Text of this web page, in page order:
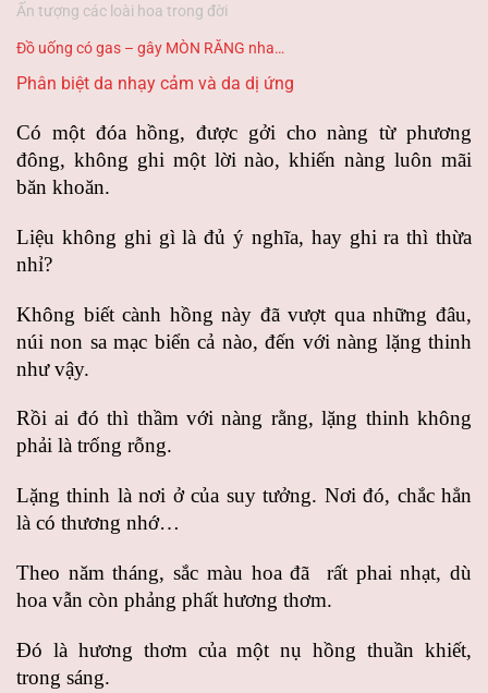
Ấn tượng các loài hoa trong đời
Đồ uống có gas – gây MÒN RĂNG nha…
Phân biệt da nhạy cảm và da dị ứng
Có một đóa hồng, được gởi cho nàng từ phương
đông, không ghi một lời nào, khiến nàng luôn mãi
băn khoăn.
Liệu không ghi gì là đủ ý nghĩa, hay ghi ra thì thừa
nhỉ?
Không biết cành hồng này đã vượt qua những đâu,
núi non sa mạc biển cả nào, đến với nàng lặng thinh
như vậy.
Rồi ai đó thì thầm với nàng rằng, lặng thinh không
phải là trống rỗng.
Lặng thinh là nơi ở của suy tưởng. Nơi đó, chắc hẳn
là có thương nhớ…
Theo năm tháng, sắc màu hoa đã rất phai nhạt, dù
hoa vẫn còn phảng phất hương thơm.
Đó là hương thơm của một nụ hồng thuần khiết,
trong sáng.